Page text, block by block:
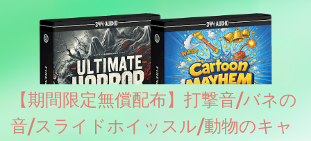
【期間限定無償配布】打撃音/バネの
音/スライドホイッスル/動物のキャ